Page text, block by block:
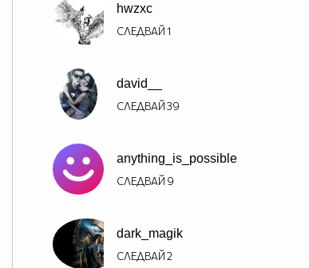
hwzxc
СЛЕДВАЙ1
david__
СЛЕДВАЙ39
anything_is_possible
СЛЕДВАЙ 9
dark_magik
СЛЕДВАЙ2